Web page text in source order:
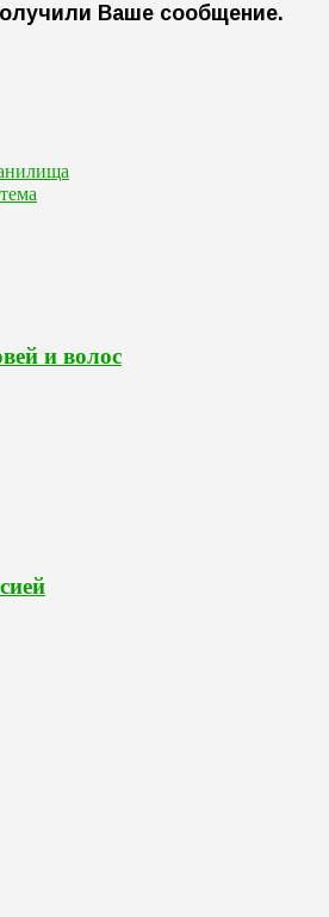
Ваше сообщение.
и волос